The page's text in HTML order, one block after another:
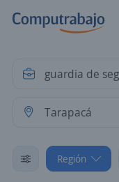
Región